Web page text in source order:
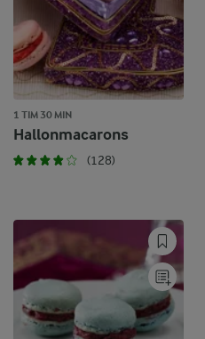
1 TIM 30 MIN
Hallonmacarons
(128)